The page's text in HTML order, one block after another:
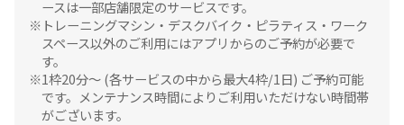
ースは一部店舗限定のサービスです。
トレーニングマシン・デスクバイク・ピラティス・ワーク
スペース以外のご利用にはアプリからのご予約が必要で
す。
1枠20分〜 (各サービスの中から最大4枠/1日) ご予約可能
です。メンテナンス時間によりご利用いただけない時間帯
がございます。